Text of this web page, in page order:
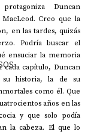
Duncan
Creo que la
en las tardes, quizás
Podría buscar el
ensuciar la memoria
cada capítulo, Duncan
su historia, la de su
como él. Que
años en las
y que solo podía
la cabeza. El que lo